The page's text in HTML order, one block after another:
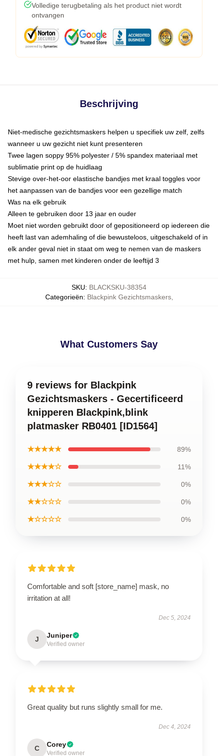
Volledige terugbetaling als het product niet wordt
ontvangen
Beschrijving
Niet-medische gezichtsmaskers helpen u specifiek uw zelf, zelfs
wanneer u uw gezicht niet kunt presenteren
Twee lagen soppy 95% polyester / 5% spandex materiaal met
sublimatie print op de huidlaag
Stevige over-het-oor elastische bandjes met kraal toggles voor
het aanpassen van de bandjes voor een gezellige match
Was na elk gebruik
Alleen te gebruiken door 13 jaar en ouder
Moet niet worden gebruikt door of gepositioneerd op iedereen die
heeft last van ademhaling of die bewusteloos, uitgeschakeld of in
elk ander geval niet in staat om weg te nemen van de maskers
met hulp, samen met kinderen onder de leeftijd 3
SKU: BLACKSKU-38354
Categorieën: Blackpink Gezichtsmaskers,
What Customers Say
9 reviews for Blackpink
Gezichtsmaskers - Gecertificeerd
knipperen Blackpink,blink
platmasker RB0401 [ID1564]
★★★★★ 89%
★★★★☆ 11%
★★★☆☆ 0%
★★☆☆☆ 0%
★☆☆☆☆ 0%
Comfortable and soft [store_name] mask, no
irritation at all!
Dec 5, 2024
J Juniper
Verified owner
Great quality but runs slightly small for me.
Dec 4, 2024
C Corey
Verified owner